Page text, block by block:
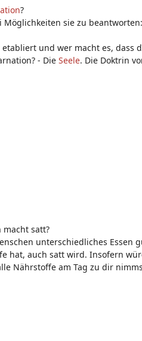
?
sie zu beantworten:
und wer macht es, dass
- Die Seele. Die Doktrin
macht satt?
unterschiedliches Essen
hat, auch satt wird. Insofern
Nährstoffe am Tag zu dir